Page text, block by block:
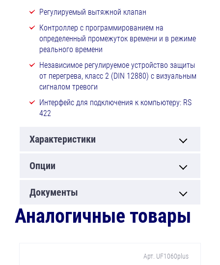
Регулируемый вытяжной клапан
Контроллер с программированием на
определенный промежуток времени и в режиме
реального времени
Независимое регулируемое устройство защиты
от перегрева, класс 2 (DIN 12880) с визуальным
сигналом тревоги
Интерфейс для подключения к компьютеру: RS
422
Характеристики
Опции
Документы
Аналогичные товары
Арт. UF1060plus